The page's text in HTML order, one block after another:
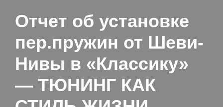
Отчет об установке
пер.пружин от Шеви-
Нивы в «Классику»
— ТЮНИНГ КАК